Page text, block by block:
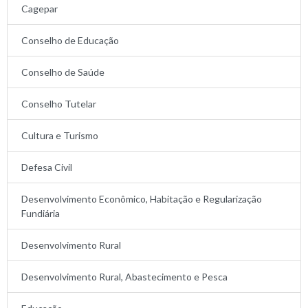
Cagepar
Conselho de Educação
Conselho de Saúde
Conselho Tutelar
Cultura e Turismo
Defesa Civil
Desenvolvimento Econômico, Habitação e Regularização
Fundiária
Desenvolvimento Rural
Desenvolvimento Rural, Abastecimento e Pesca